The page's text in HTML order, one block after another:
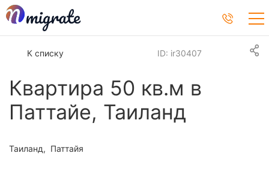
К списку
Квартира 50 кв.м в
Паттайе, Таиланд
ID: ir30407
Таиланд Паттайя